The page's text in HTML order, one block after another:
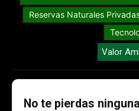
Reservas Naturales
Valor
No te pierdas